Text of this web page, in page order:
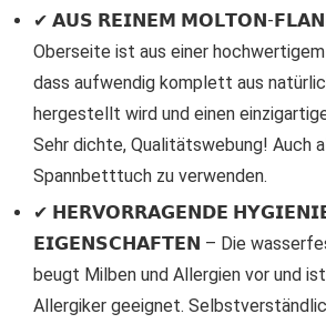
✔ 𝗔𝗨𝗦 𝗥𝗘𝗜𝗡𝗘𝗠 𝗠𝗢𝗟𝗧𝗢𝗡-
Oberseite ist aus einer
dass aufwendig komplett aus
hergestellt wird und einen
Sehr dichte, Qualitätswebung! Auch
Spannbetttuch zu verwenden.
✔ 𝗛𝗘𝗥𝗩𝗢𝗥𝗥𝗔𝗚𝗘𝗡𝗗𝗘
𝗘𝗜𝗚𝗘𝗡𝗦𝗖𝗛𝗔𝗙𝗧𝗘𝗡 – Die
beugt Milben und Allergien vor und
Allergiker geeignet.